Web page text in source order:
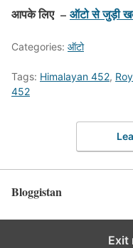
आपके लिए – ऑटो से जुड़ी
Categories: ऑटो
Tags: Himalayan 452,
452
Bloggistan
Exit